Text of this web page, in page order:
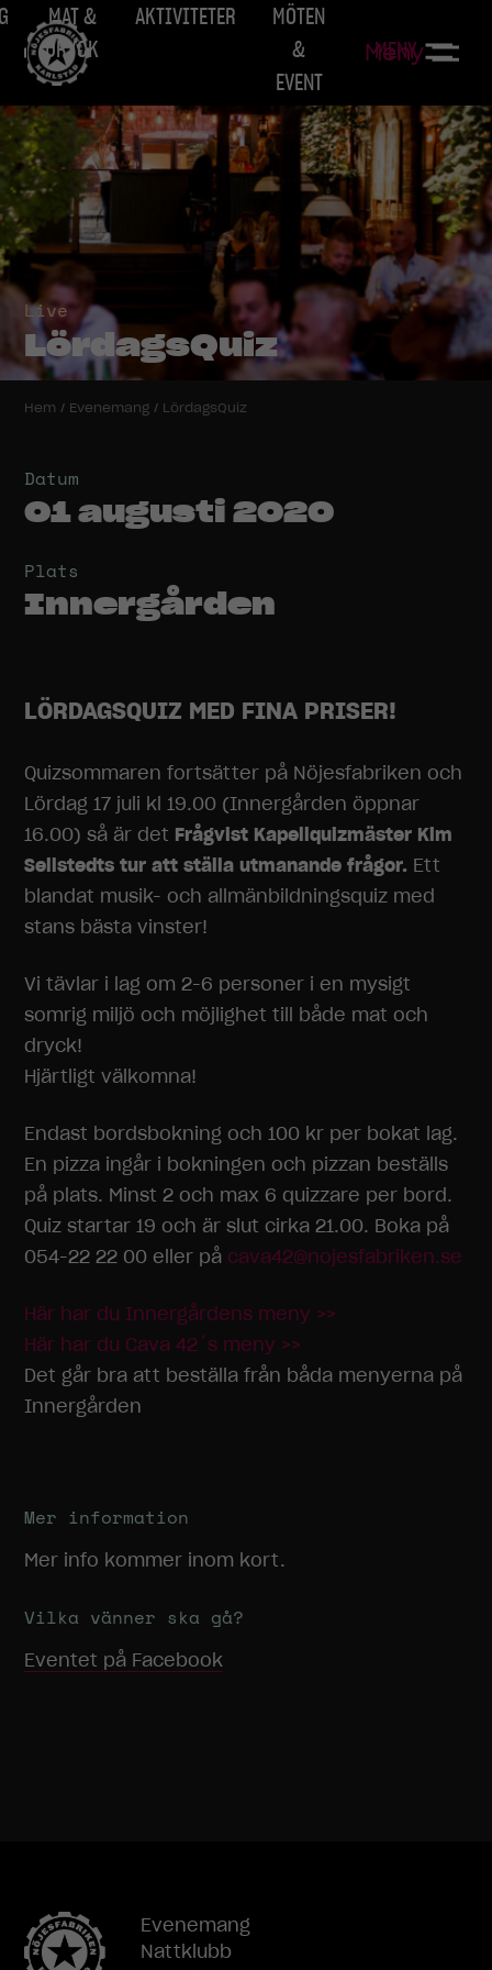
MAT &
DRYCK
AKTIVITETER
MÖTEN
&
EVENT
MENY
Meny
Live
LördagsQuiz
Hem / Evenemang / LördagsQuiz
Datum
01 augusti 2020
Plats
Innergården
LÖRDAGSQUIZ MED FINA PRISER!
Quizsommaren fortsätter på Nöjesfabriken och
Lördag 17 juli kl 19.00 (Innergården öppnar
16.00) så är det Frågvist Kapellquizmäster Kim
Sellstedts tur att ställa utmanande frågor. Ett
blandat musik- och allmänbildningsquiz med
stans bästa vinster!
Vi tävlar i lag om 2-6 personer i en mysigt
somrig miljö och möjlighet till både mat och
dryck!
Hjärtligt välkomna!
Endast bordsbokning och 100 kr per bokat lag.
En pizza ingår i bokningen och pizzan beställs
på plats. Minst 2 och max 6 quizzare per bord.
Quiz startar 19 och är slut cirka 21.00. Boka på
054-22 22 00 eller på cava42@nojesfabriken.se
Här har du Innergårdens meny >>
Här har du Cava 42´s meny >>
Det går bra att beställa från båda menyerna på
Innergården
Mer information
Mer info kommer inom kort.
Vilka vänner ska gå?
Eventet på Facebook
Evenemang
Nattklubb